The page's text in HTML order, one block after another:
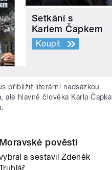
Setkání s
Karlem Čapkem
Koupit
přiblížit literární nadsázkou
ale hlavně člověka Karla Čapka
Moravské pověsti
a sestavil Zdeněk